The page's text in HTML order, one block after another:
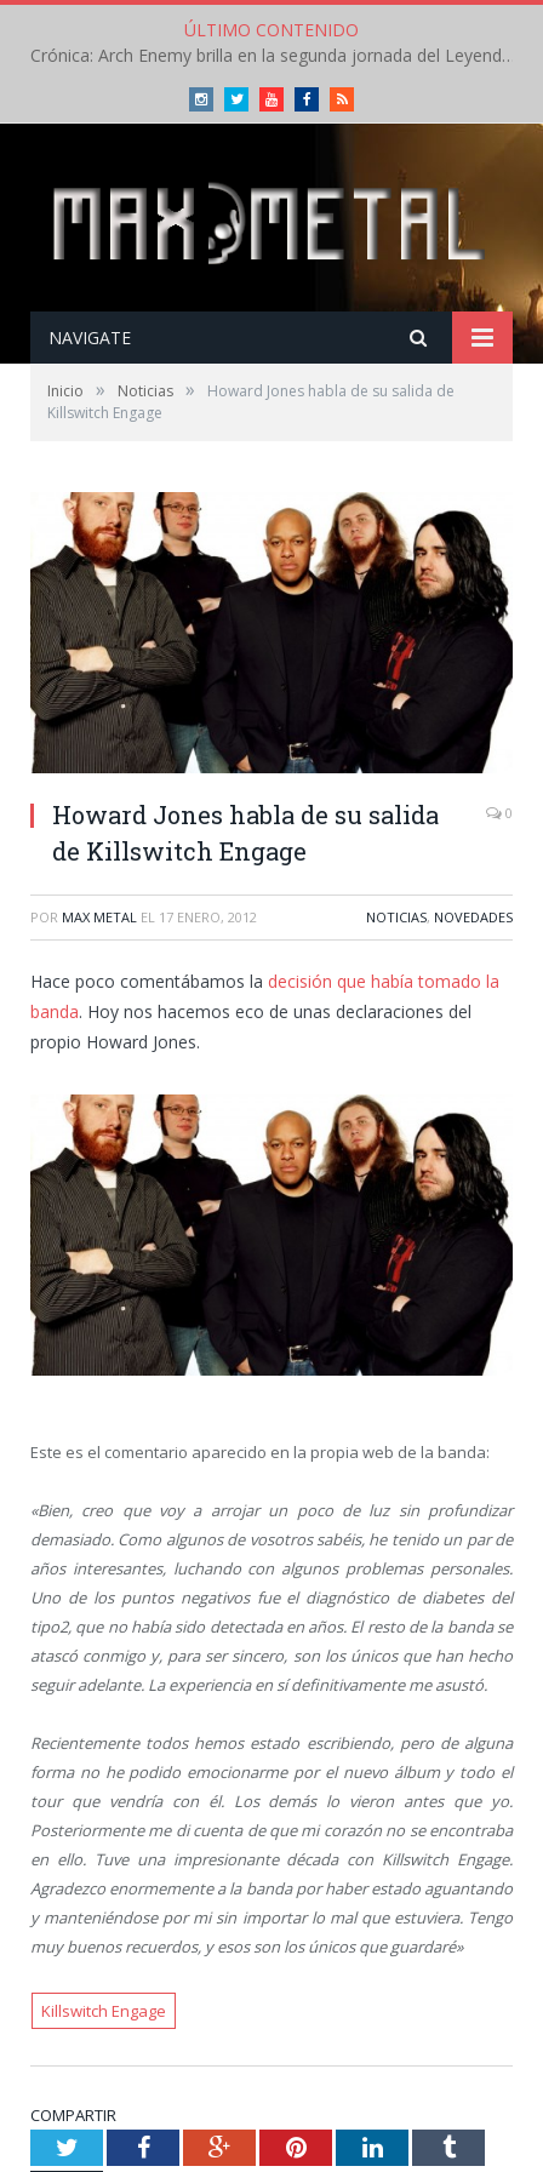
ÚLTIMO CONTENIDO
Crónica: Arch Enemy brilla en la segunda jornada del Leyendas del Rock – Jueves – Agosto 2026
InstagramTwitterYoutubeFacebookRSS
NAVIGATE
Inicio » Noticias »
Howard Jones habla de su salida de
Killswitch Engage
Howard Jones habla de su salida
de Killswitch Engage
0
POR MAX METAL EL 17 ENERO, 2012 NOTICIAS, NOVEDADES
Hace poco comentábamos la decisión que había tomado la
banda. Hoy nos hacemos eco de unas declaraciones del
propio Howard Jones.
Este es el comentario aparecido en la propia web de la banda:
«Bien, creo que voy a arrojar un poco de luz sin profundizar
demasiado. Como algunos de vosotros sabéis, he tenido un par de
años interesantes, luchando con algunos problemas personales.
Uno de los puntos negativos fue el diagnóstico de diabetes del
tipo2, que no había sido detectada en años. El resto de la banda se
atascó conmigo y, para ser sincero, son los únicos que han hecho
seguir adelante. La experiencia en sí definitivamente me asustó.
Recientemente todos hemos estado escribiendo, pero de alguna
forma no he podido emocionarme por el nuevo álbum y todo el
tour que vendría con él. Los demás lo vieron antes que yo.
Posteriormente me di cuenta de que mi corazón no se encontraba
en ello. Tuve una impresionante década con Killswitch Engage.
Agradezco enormemente a la banda por haber estado aguantando
y manteniéndose por mi sin importar lo mal que estuviera. Tengo
muy buenos recuerdos, y esos son los únicos que guardaré»
Killswitch Engage
COMPARTIR
TwitterFacebookGoogle+PinterestLinkedInTumblr